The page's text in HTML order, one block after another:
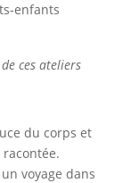
enfants
ces ateliers
du corps et
voyage dans